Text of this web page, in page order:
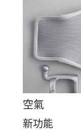
空氣
新功能